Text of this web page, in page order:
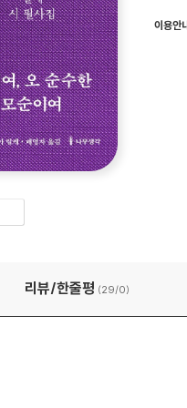
이용안
리뷰/한줄평 (29/0)